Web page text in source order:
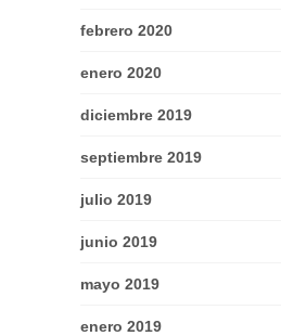
febrero 2020
enero 2020
diciembre 2019
septiembre 2019
julio 2019
junio 2019
mayo 2019
enero 2019